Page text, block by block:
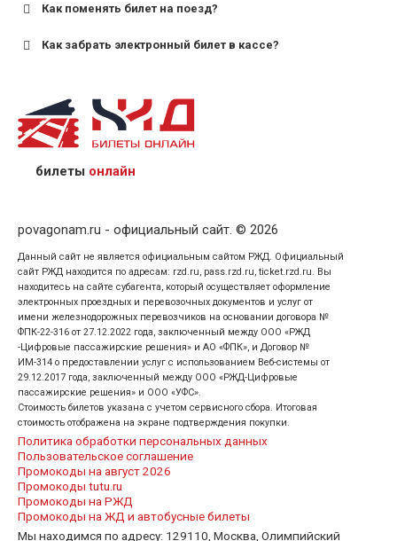
Как поменять билет на поезд?
Как забрать электронный билет в кассе?
назвав кассиру 14-значный номер заказа;
предъявив удостоверение личности пассажира, на
кого оформлен билет.
билеты онлайн
povagonam.ru - официальный сайт. © 2026
Данный сайт не является официальным сайтом РЖД. Официальный
сайт РЖД находится по адресам: rzd.ru, pass.rzd.ru, ticket.rzd.ru. Вы
находитесь на сайте субагента, который осуществляет оформление
электронных проездных и перевозочных документов и услуг от
имени железнодорожных перевозчиков на основании договора №
ФПК-22-316 от 27.12.2022 года, заключенный между ООО «РЖД
-Цифровые пассажирские решения» и АО «ФПК», и Договор №
ИМ-314 о предоставлении услуг с использованием Веб-системы от
29.12.2017 года, заключенный между ООО «РЖД-Цифровые
пассажирские решения» и ООО «УФС».
Стоимость билетов указана с учетом сервисного сбора. Итоговая
стоимость отображена на экране подтверждения покупки.
Политика обработки персональных данных
Пользовательское соглашение
Промокоды на август 2026
Промокоды tutu.ru
Промокоды на РЖД
Промокоды на ЖД и автобусные билеты
Мы находимся по адресу: 129110, Москва, Олимпийский